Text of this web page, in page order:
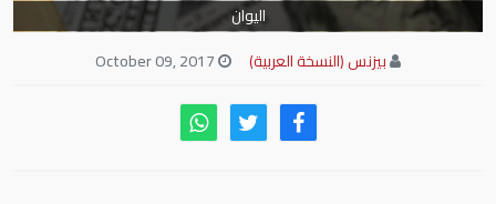
اليوان
بيزنس (النسخة العربية)